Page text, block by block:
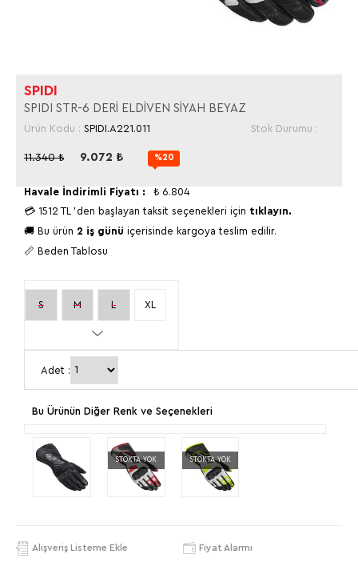
SPIDI
SPIDI STR-6 DERİ ELDİVEN SİYAH BEYAZ
Ürün Kodu : SPIDI.A221.011 Stok Durumu :
11.340₺ 9.072 ₺ %20
Havale İndirimli Fiyatı : ₺ 6.804
💳 1512 TL 'den başlayan taksit seçenekleri için tıklayın.
🚚 Bu ürün 2 iş günü içerisinde kargoya teslim edilir.
📏 Beden Tablosu
S M L XL
Adet :
Bu Ürünün Diğer Renk ve Seçenekleri
STOKTA YOK STOKTA YOK
Alışveriş Listeme Ekle Fiyat Alarmı